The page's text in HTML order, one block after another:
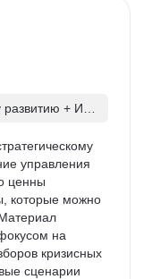
развитию + ИИ
управления
ценны
которые можно
на
кризисных
сценарии